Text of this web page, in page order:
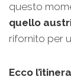
questo
quello
rifornito per
Ecco